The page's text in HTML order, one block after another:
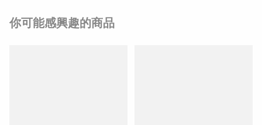
你可能感興趣的商品